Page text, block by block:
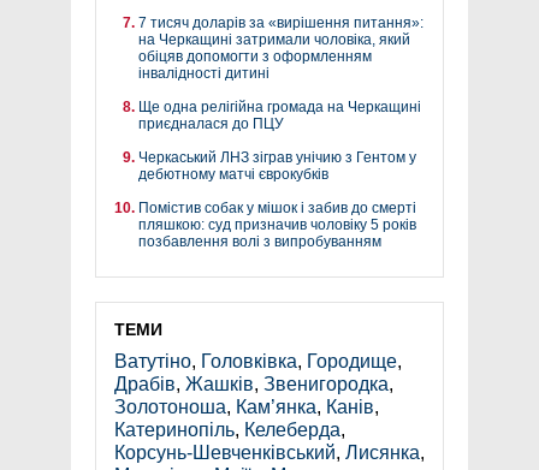
7 тисяч доларів за «вирішення питання»:
на Черкащині затримали чоловіка, який
обіцяв допомогти з оформленням
інвалідності дитині
Ще одна релігійна громада на Черкащині
приєдналася до ПЦУ
Черкаський ЛНЗ зіграв унічию з Гентом у
дебютному матчі єврокубків
Помістив собак у мішок і забив до смерті
пляшкою: суд призначив чоловіку 5 років
позбавлення волі з випробуванням
ТЕМИ
Ватутіно, Головківка, Городище,
Драбів, Жашків, Звенигородка,
Золотоноша, Кам’янка, Канів,
Катеринопіль, Келеберда,
Корсунь-Шевченківський, Лисянка,